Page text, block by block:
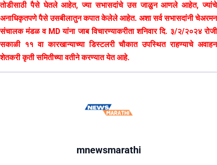
तोडीसाठी पैसे घेतले आहेत, ज्या सभासदांचे उस जाळुन आणले आहेत, ज्यांचे
अनाधिकृतपणे पैसे उसबीलातुन कपात केलेले आहेत. अशा सर्व सभासदांनी चेअरमन
संचालक मंडळ व MD यांना जाब विचारण्याकरीता शनिवार दि. ३/२/२०२४ रोजी
सकाळी ११ वा कारखान्याच्या डिस्टलरी चौकात उपस्थित राहण्याचे अवाहन
शेतकरी कृती समितीच्या वतीने करण्यात येत आहे.
mnewsmarathi